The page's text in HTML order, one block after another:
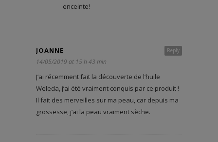
enceinte!
Reply
JOANNE
14/05/2019 at 15 h 43 min
J’ai récemment fait la découverte de l’huile
Weleda, j’ai été vraiment conquis par ce produit !
Il fait des merveilles sur ma peau, car depuis ma
grossesse, j’ai la peau vraiment sèche.